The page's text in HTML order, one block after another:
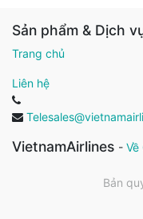
Sản phẩm & Dịch
Trang chủ
Liên hệ
VietnamAirlines - Về
Bản